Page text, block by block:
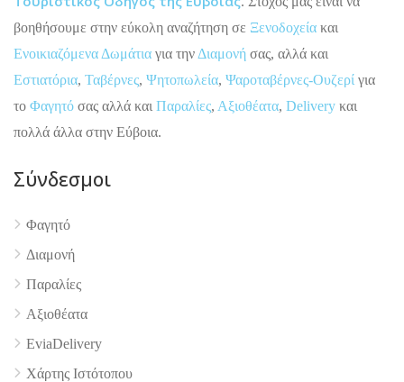
4.9
βοηθήσουμε στην εύκολη αναζήτηση σε Ξενοδοχεία και
Ενοικιαζόμενα Δωμάτια για την Διαμονή σας, αλλά και
Εστιατόρια, Ταβέρνες, Ψητοπωλεία, Ψαροταβέρνες-Ουζερί για
το Φαγητό σας αλλά και Παραλίες, Αξιοθέατα, Delivery και
πολλά άλλα στην Εύβοια.
Σύνδεσμοι
Φαγητό
Διαμονή
Παραλίες
Αξιοθέατα
EviaDelivery
Χάρτης Ιστότοπου